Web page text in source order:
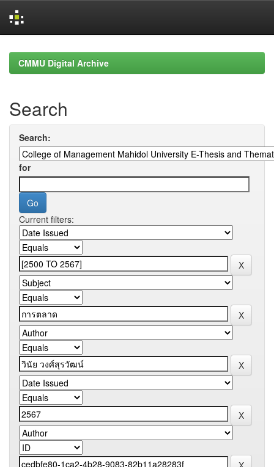
navigationCMMU Digital Archive
Search
Search:
for
Current filters: